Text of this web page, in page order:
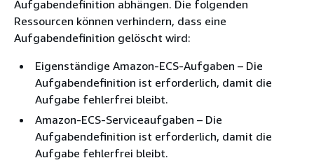
Aufgabendefinition abhängen. Die folgenden
Ressourcen können verhindern, dass eine
Aufgabendefinition gelöscht wird:
Eigenständige Amazon-ECS-Aufgaben – Die
Aufgabendefinition ist erforderlich, damit die
Aufgabe fehlerfrei bleibt.
Amazon-ECS-Serviceaufgaben – Die
Aufgabendefinition ist erforderlich, damit die
Aufgabe fehlerfrei bleibt.